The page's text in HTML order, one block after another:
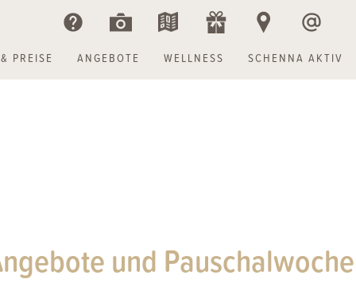
Kulinarik Bildergalerie
PREISE
Preise Vorteilskarten
ANGEBOTE
Angebote Restplätze Gutscheine
WELLNESS
& Sauna Beautybehandlungen Garten
SCHENNA AKTIV
und